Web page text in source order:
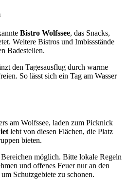
Bistro Wolfssee, das Snacks,
Weitere Bistros und Imbissstände
Badestellen.
den Tagesausflug durch warme
So lässt sich ein Tag am Wasser
am Wolfssee, laden zum Picknick
lebt von diesen Flächen, die Platz
bieten.
möglich. Bitte lokale Regeln
und offenes Feuer nur an den
Schutzgebiete zu schonen.